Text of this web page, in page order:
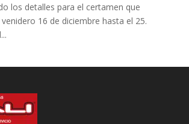
los detalles para el certamen que
16 de diciembre hasta el 25.